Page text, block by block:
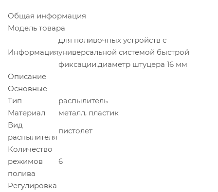
Общая информация
Модель товара
Информация
для поливочных устройств с
универсальной системой быстрой
фиксации.диаметр штуцера 16 мм
Описание
Основные
Тип
распылитель
Материал
металл, пластик
Вид
распылителя
пистолет
Количество
режимов
полива
6
Регулировка